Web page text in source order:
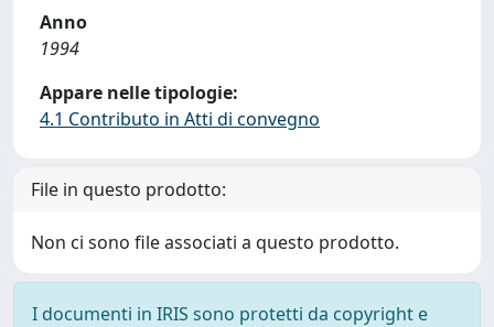
Anno
1994
Appare nelle tipologie:
4.1 Contributo in Atti di convegno
File in questo prodotto:
Non ci sono file associati a questo prodotto.
I documenti in IRIS sono protetti da copyright e